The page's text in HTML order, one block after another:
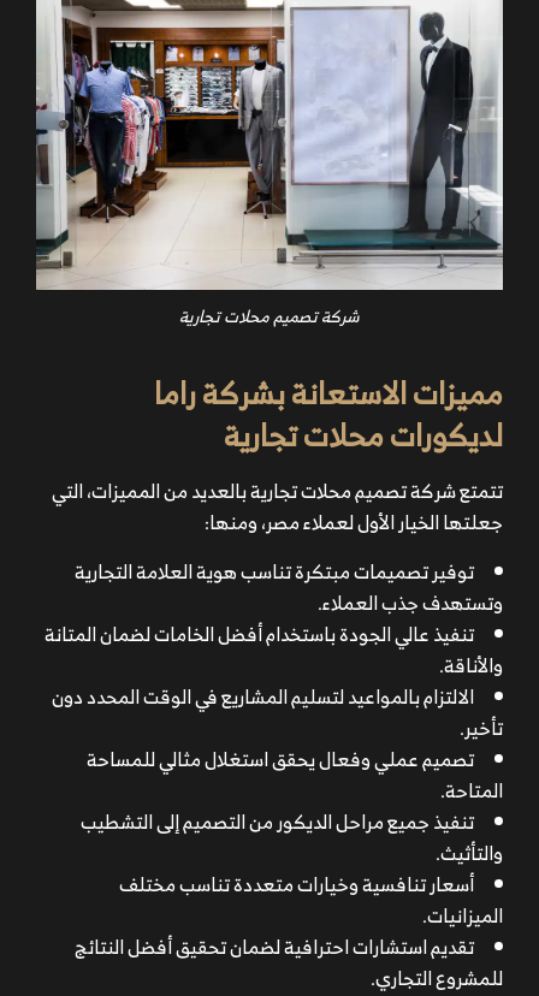
شركة تصميم محلات تجارية
مميزات الاستعانة بشركة راما
لديكورات محلات تجارية
تتمتع شركة تصميم محلات تجارية بالعديد من المميزات، التي
جعلتها الخيار الأول لعملاء مصر، ومنها:
توفير تصميمات مبتكرة تناسب هوية العلامة التجارية
وتستهدف جذب العملاء.
تنفيذ عالي الجودة باستخدام أفضل الخامات لضمان المتانة
والأناقة.
الالتزام بالمواعيد لتسليم المشاريع في الوقت المحدد دون
تأخير.
تصميم عملي وفعال يحقق استغلال مثالي للمساحة
المتاحة.
تنفيذ جميع مراحل الديكور من التصميم إلى التشطيب
والتأثيث.
أسعار تنافسية وخيارات متعددة تناسب مختلف
الميزانيات.
تقديم استشارات احترافية لضمان تحقيق أفضل النتائج
للمشروع التجاري.